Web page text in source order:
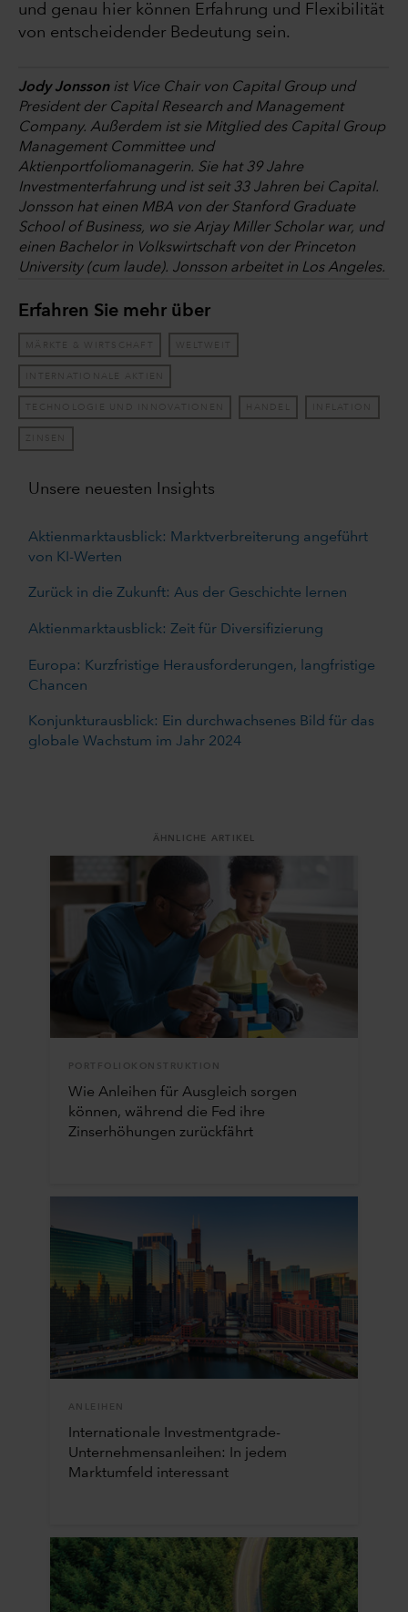
und genau hier können Erfahrung und Flexibilität
von entscheidender Bedeutung sein.
Jody Jonssonist Vice Chair von Capital Group und
President der Capital Research and Management
Company. Außerdem ist sie Mitglied des Capital Group
Management Committee und
Aktienportfoliomanagerin. Sie hat 39 Jahre
Investmenterfahrung und ist seit 33 Jahren bei Capital.
Jonsson hat einen MBA von der Stanford Graduate
School of Business, wo sie Arjay Miller Scholar war, und
einen Bachelor in Volkswirtschaft von der Princeton
University (cum laude). Jonsson arbeitet in Los Angeles.
Erfahren Sie mehr über
MÄRKTE & WIRTSCHAFT WELTWEIT
INTERNATIONALE AKTIEN
TECHNOLOGIE UND INNOVATIONEN HANDEL INFLATION
ZINSEN
Unsere neuesten Insights
Aktienmarktausblick: Marktverbreiterung angeführt
von KI-Werten
Zurück in die Zukunft: Aus der Geschichte lernen
Aktienmarktausblick: Zeit für Diversifizierung
Europa: Kurzfristige Herausforderungen, langfristige
Chancen
Konjunkturausblick: Ein durchwachsenes Bild für das
globale Wachstum im Jahr 2024
ÄHNLICHE ARTIKEL
PORTFOLIOKONSTRUKTION
Wie Anleihen für Ausgleich sorgen
können, während die Fed ihre
Zinserhöhungen zurückfährt
ANLEIHEN
Internationale Investmentgrade-
Unternehmensanleihen: In jedem
Marktumfeld interessant